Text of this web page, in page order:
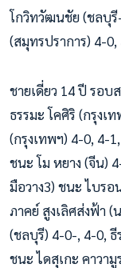
โกวิทวัฒนชัย (ชลบุ
(สมุทรปราการ) 4-0,
ชายเดี่ยว 14 ปี รอบ
ธรรมะ โคศิริ (กรุง
(กรุงเทพฯ) 4-0, 4-
ชนะ โม หยาง (จีน)
มือวาง3) ชนะ ไบร
ภาคย์ สูงเลิศส่งฟ้า (
(ชลบุรี) 4-0-, 4-0,
ชนะ ไดสุเกะ คาวา